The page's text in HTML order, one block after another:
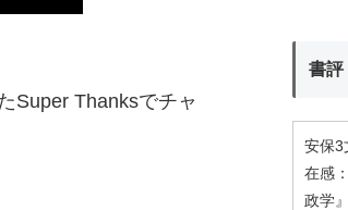
Super Thanksでチャ
書評
安保3
在感
政学